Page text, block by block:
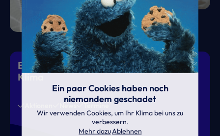
Eiskalte Deals & heiße News für gutes
Klima
News Termine
Ein paar Cookies haben noch
niemandem geschadet
Wir verwenden Cookies, um Ihr Klima bei uns zu
verbessern.
Mehr dazuAblehnen